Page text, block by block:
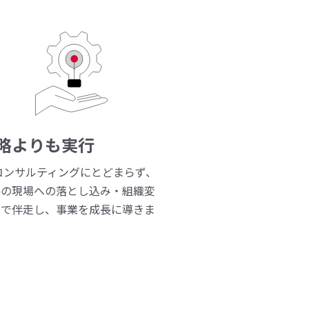
よりも実行
サルティングにとどまらず、
現場への落とし込み・組織変
伴走し、事業を成長に導きま